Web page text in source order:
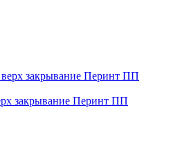
закрывание Перинт ПП